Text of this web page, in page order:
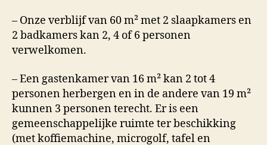
– Onze verblijf van 60 m² met 2 slaapkamers en
2 badkamers kan 2, 4 of 6 personen
verwelkomen.
– Een gastenkamer van 16 m² kan 2 tot 4
personen herbergen en in de andere van 19 m²
kunnen 3 personen terecht. Er is een
gemeenschappelijke ruimte ter beschikking
(met koffiemachine, microgolf, tafel en